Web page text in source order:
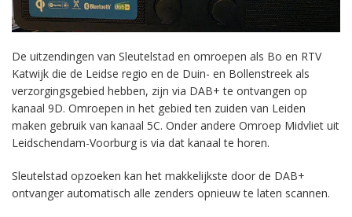
De uitzendingen van Sleutelstad en omroepen als Bo en RTV
Katwijk die de Leidse regio en de Duin- en Bollenstreek als
verzorgingsgebied hebben, zijn via DAB+ te ontvangen op
kanaal 9D. Omroepen in het gebied ten zuiden van Leiden
maken gebruik van kanaal 5C. Onder andere Omroep Midvliet uit
Leidschendam-Voorburg is via dat kanaal te horen.
Sleutelstad opzoeken kan het makkelijkste door de DAB+
ontvanger automatisch alle zenders opnieuw te laten scannen.